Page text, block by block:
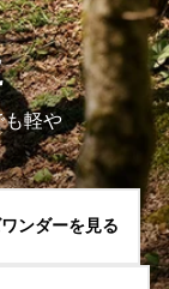
も軽や
ンダーを見る